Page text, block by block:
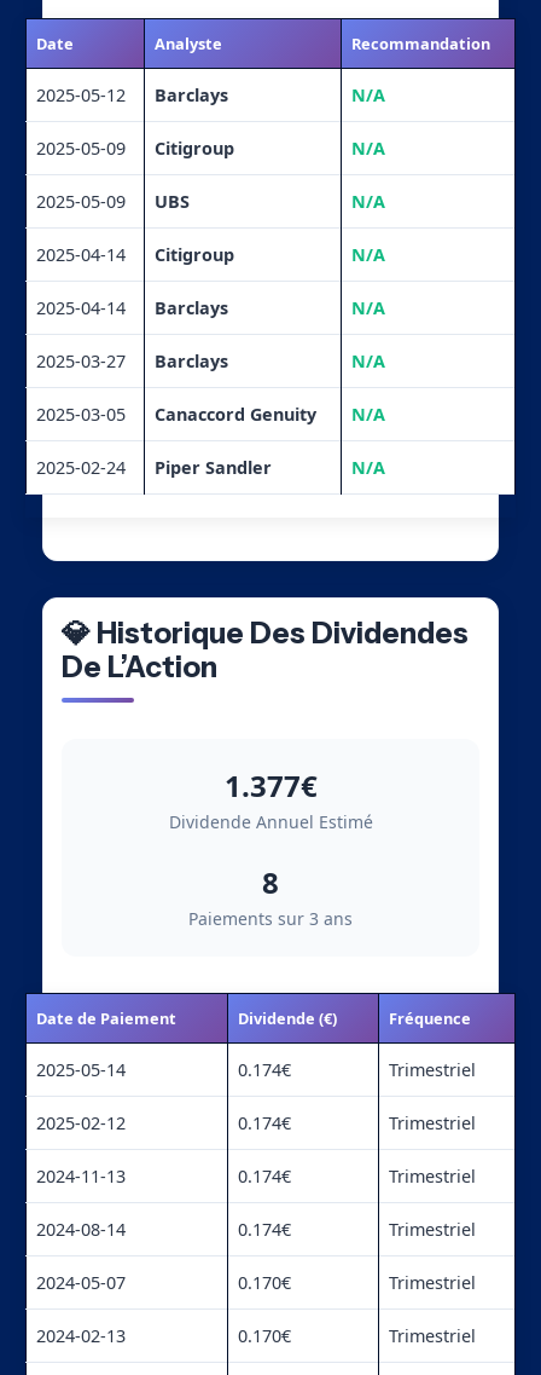
Date Analyste Recommandation
2025-05-12 Barclays N/A
2025-05-09 Citigroup N/A
2025-05-09 UBS N/A
2025-04-14 Citigroup N/A
2025-04-14 Barclays N/A
2025-03-27 Barclays N/A
2025-03-05 Canaccord Genuity N/A
2025-02-24 Piper Sandler N/A
💎 Historique Des Dividendes
De L’Action
1.377€
Dividende Annuel Estimé
8
Paiements sur 3 ans
Date de Paiement Dividende (€) Fréquence
2025-05-14 0.174€ Trimestriel
2025-02-12 0.174€ Trimestriel
2024-11-13 0.174€ Trimestriel
2024-08-14 0.174€ Trimestriel
2024-05-07 0.170€ Trimestriel
2024-02-13 0.170€ Trimestriel